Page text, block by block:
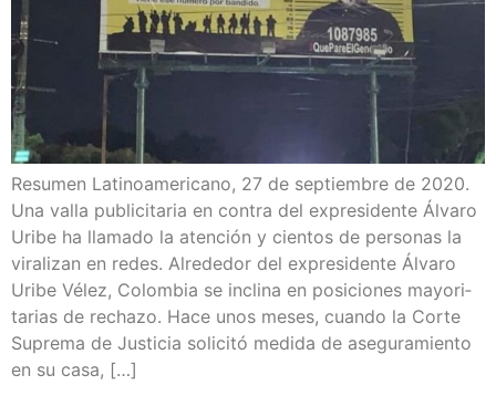
Resu­men Lati­no­ame­ri­cano, 27 de sep­tiem­bre de 2020.
Una valla publi­ci­ta­ria en con­tra del expre­si­den­te Álva­ro
Uri­be ha lla­ma­do la aten­ción y cien­tos de per­so­nas la
vira­li­zan en redes. Alre­de­dor del expre­si­den­te Álva­ro
Uri­be Vélez, Colom­bia se incli­na en posi­cio­nes mayo­ri­
ta­rias de recha­zo. Hace unos meses, cuan­do la Cor­te
Supre­ma de Jus­ti­cia soli­ci­tó medi­da de ase­gu­ra­mien­to
en su casa, […]